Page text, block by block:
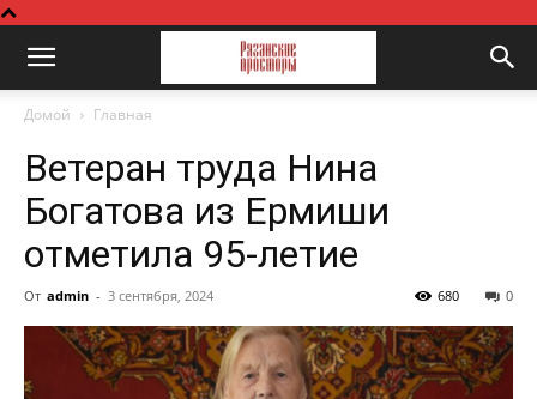
Домой Главная
Ветеран труда Нина
Богатова из Ермиши
отметила 95-летие
От admin - 3 сентября, 2024 0
680